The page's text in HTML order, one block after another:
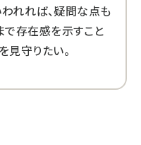
れれば、疑問な点も
で存在感を示すこと
見守りたい。